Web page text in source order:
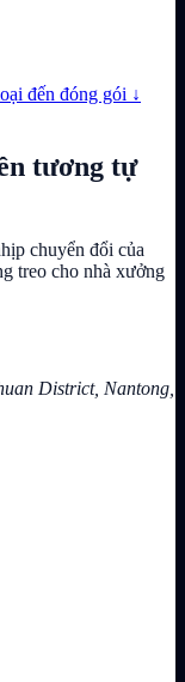
đến đóng gói ↓
tương tự
chuyển đổi của
treo cho nhà xưởng
District, Nantong,